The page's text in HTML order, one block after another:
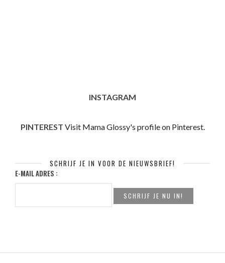
INSTAGRAM
PINTEREST Visit Mama Glossy's profile on Pinterest.
SCHRIJF JE IN VOOR DE NIEUWSBRIEF!
E-MAIL ADRES :